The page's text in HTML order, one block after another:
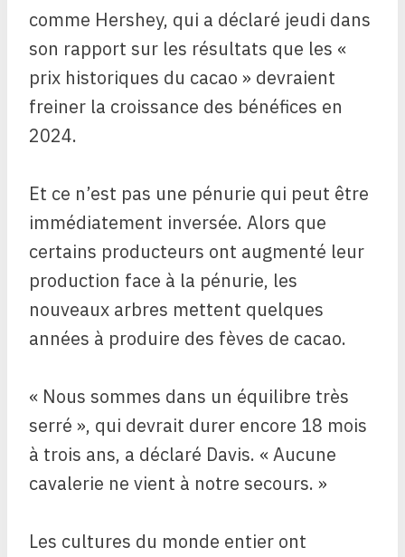
comme Hershey, qui a déclaré jeudi dans
son rapport sur les résultats que les «
prix historiques du cacao » devraient
freiner la croissance des bénéfices en
2024.
Et ce n’est pas une pénurie qui peut être
immédiatement inversée. Alors que
certains producteurs ont augmenté leur
production face à la pénurie, les
nouveaux arbres mettent quelques
années à produire des fèves de cacao.
« Nous sommes dans un équilibre très
serré », qui devrait durer encore 18 mois
à trois ans, a déclaré Davis. « Aucune
cavalerie ne vient à notre secours. »
Les cultures du monde entier ont